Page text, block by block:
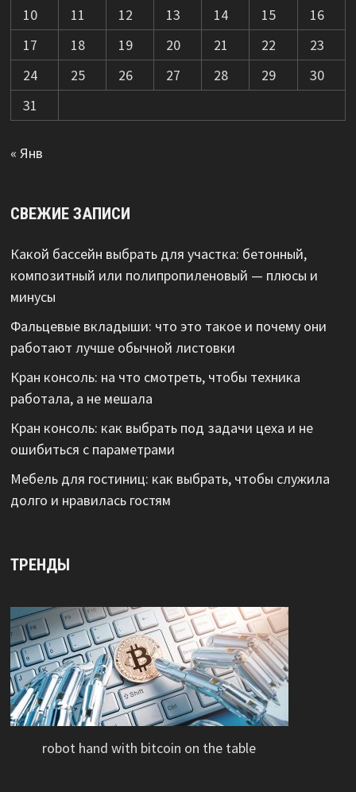
10
11 12 13 14 15
16
17
18 19 20 21 22
23
24
25 26 27 28 29
30
31
« Янв
СВЕЖИЕ ЗАПИСИ
Какой бассейн выбрать для участка: бетонный,
композитный или полипропиленовый — плюсы и
минусы
Фальцевые вкладыши: что это такое и почему они
работают лучше обычной листовки
Кран консоль: на что смотреть, чтобы техника
работала, а не мешала
Кран консоль: как выбрать под задачи цеха и не
ошибиться с параметрами
Мебель для гостиниц: как выбрать, чтобы служила
долго и нравилась гостям
ТРЕНДЫ
robot hand with bitcoin on the table